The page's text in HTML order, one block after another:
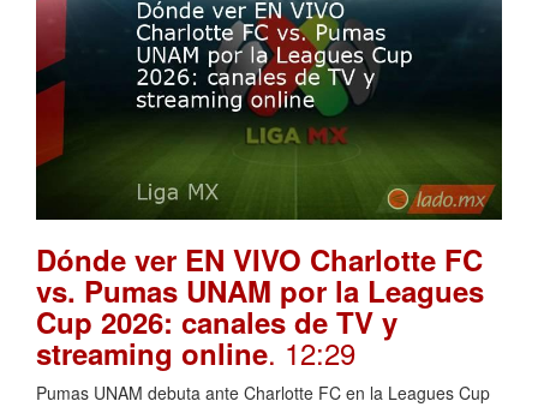
Dónde ver EN VIVO Charlotte FC
vs. Pumas UNAM por la Leagues
Cup 2026: canales de TV y
streaming online. 12:29
Pumas UNAM debuta ante Charlotte FC en la Leagues Cup